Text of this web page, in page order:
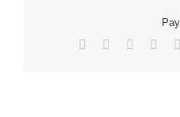
Facebook Reddit